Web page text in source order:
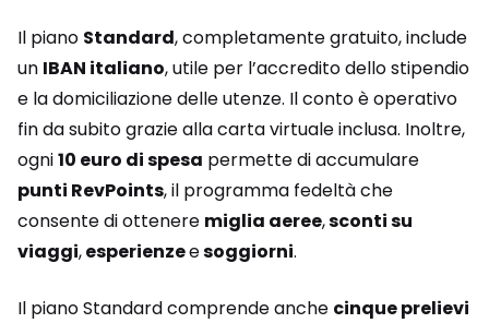
Il piano Standard, completamente gratuito, include
un IBAN italiano, utile per l’accredito dello stipendio
e la domiciliazione delle utenze. Il conto è operativo
fin da subito grazie alla carta virtuale inclusa. Inoltre,
ogni10 euro di spesa permette di accumulare
punti RevPoints, il programma fedeltà che
consente di ottenere miglia aeree,sconti su
viaggi,esperienzeesoggiorni.
Il piano Standard comprende anche cinque prelievi